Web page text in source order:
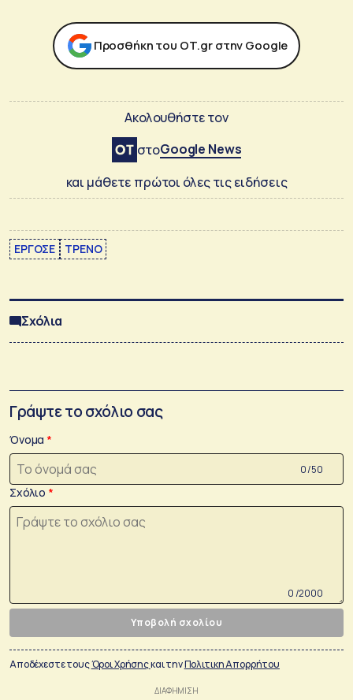
Προσθήκη του ΟΤ.gr στην Google
Ακολουθήστε τον
στοGoogle News
και μάθετε πρώτοι όλες τις ειδήσεις
ΕΡΓΟΣΕ ΤΡΕΝΟ
Σχόλια
Γράψτε το σχόλιο σας
Όνομα
0 /50
Σχόλιο
0 /2000
Υποβολή σχολίου
Αποδέχεστε τουςΌροι Χρήσηςκαι τηνΠολιτικη Απορρήτου